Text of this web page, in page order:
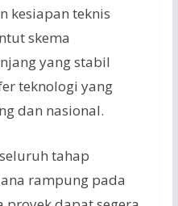
kesiapan teknis
skema
yang stabil
teknologi yang
dan nasional.
tahap
rampung pada